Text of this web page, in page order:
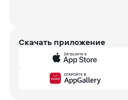
Скачать приложение